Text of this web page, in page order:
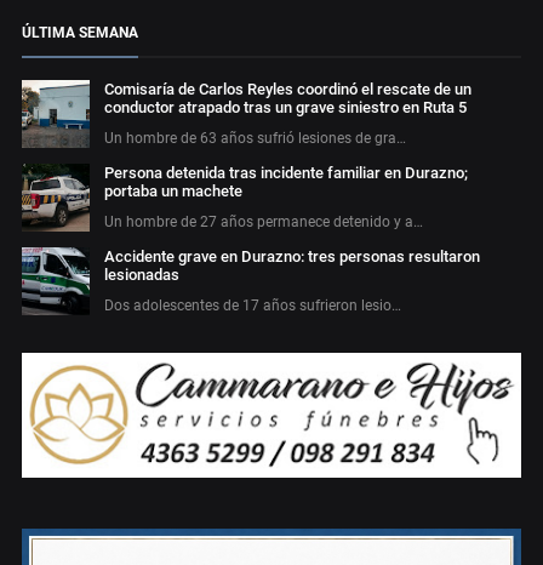
ÚLTIMA SEMANA
Comisaría de Carlos Reyles coordinó el rescate de un
conductor atrapado tras un grave siniestro en Ruta 5
Un hombre de 63 años sufrió lesiones de gra…
Persona detenida tras incidente familiar en Durazno;
portaba un machete
Un hombre de 27 años permanece detenido y a…
Accidente grave en Durazno: tres personas resultaron
lesionadas
Dos adolescentes de 17 años sufrieron lesio…